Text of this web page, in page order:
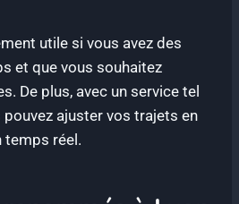
utile si vous avez des
et que vous souhaitez
De plus, avec un service tel
pouvez ajuster vos trajets en
temps réel.